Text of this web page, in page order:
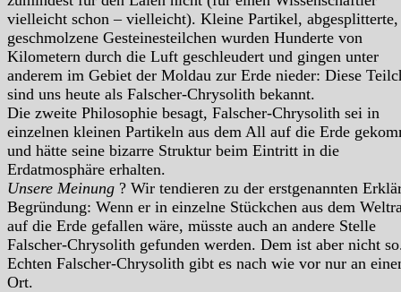
vielleicht schon – vielleicht). Kleine Partikel, abgesplitterte,
geschmolzene Gesteinesteilchen wurden Hunderte von
Kilometern durch die Luft geschleudert und gingen unter
anderem im Gebiet der Moldau zur Erde nieder: Diese
sind uns heute als Falscher-Chrysolith bekannt.
Die zweite Philosophie besagt, Falscher-Chrysolith sei in
einzelnen kleinen Partikeln aus dem All auf die Erde
und hätte seine bizarre Struktur beim Eintritt in die
Erdatmosphäre erhalten.
Unsere Meinung ? Wir tendieren zu der erstgenannten
Begründung: Wenn er in einzelne Stückchen aus dem
auf die Erde gefallen wäre, müsste auch an andere Stelle
Falscher-Chrysolith gefunden werden. Dem ist aber nicht
Echten Falscher-Chrysolith gibt es nach wie vor nur an
Ort.